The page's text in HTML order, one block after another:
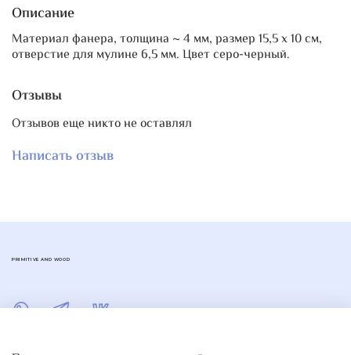
Описание
Материал фанера, толщина ~ 4 мм, размер 15,5 х 10 см,
отверстие для мулине 6,5 мм. Цвет серо-черный.
Отзывы
Отзывов еще никто не оставлял
Написать отзыв
PRIMITIVE AND WOOD